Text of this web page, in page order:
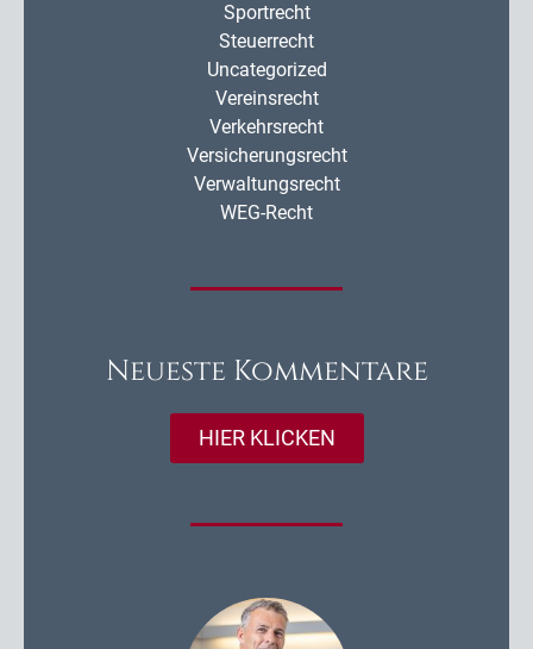
Sportrecht
Steuerrecht
Uncategorized
Vereinsrecht
Verkehrsrecht
Versicherungsrecht
Verwaltungsrecht
WEG-Recht
Neueste Kommentare
HIER KLICKEN